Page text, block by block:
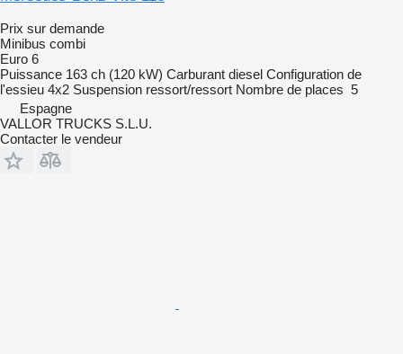
Prix sur demande
Minibus combi
Euro 6
Puissance 163 ch (120 kW) Carburant diesel Configuration de
l'essieu 4x2 Suspension ressort/ressort Nombre de places 5
Espagne
VALLOR TRUCKS S.L.U.
Contacter le vendeur